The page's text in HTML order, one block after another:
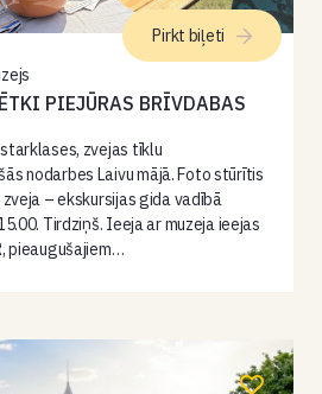
PIEJŪRAS BRĪVDABAS
zvejas tīklu
nodarbes Laivu mājā. Foto stūrītis
– ekskursijas gida vadībā
Tirdziņš. Ieeja ar muzeja ieejas
pieaugušajiem…
Pirkt biļeti